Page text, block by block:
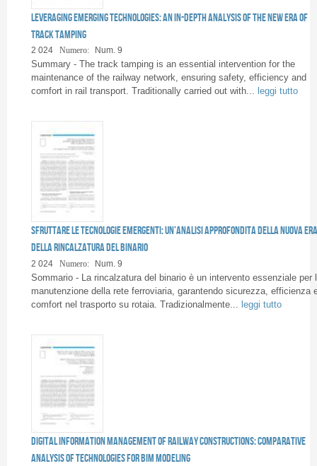
Leveraging emerging technologies: an in-depth analysis of the new era of
track tamping
2 024 Numero: Num. 9
Summary - The track tamping is an essential intervention for the
maintenance of the railway network, ensuring safety, efficiency and
comfort in rail transport. Traditionally carried out with... leggi tutto
Sfruttare le tecnologie emergenti: un’analisi approfondita della nuova era
della rincalzatura del binario
2 024 Numero: Num. 9
Sommario - La rincalzatura del binario è un intervento essenziale per
manutenzione della rete ferroviaria, garantendo sicurezza, efficienza
comfort nel trasporto su rotaia. Tradizionalmente... leggi tutto
Digital information management of railway constructions: comparative
analysis of technologies for BIM modeling